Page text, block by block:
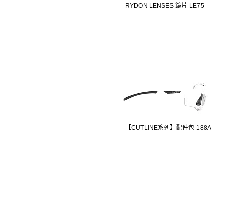
RYDON LENSES 鏡片-LE75
【CUTLINE系列】配件包-188A